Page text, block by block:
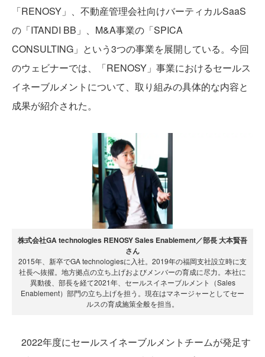
「RENOSY」、不動産管理会社向けバーティカルSaaS
の「ITANDI BB」、M&A事業の「SPICA
CONSULTING」という3つの事業を展開している。今回
のウェビナーでは、「RENOSY」事業におけるセールス
イネーブルメントについて、取り組みの具体的な内容と
成果が紹介された。
株式会社GA technologies RENOSY Sales Enablement／部長 大本賢吾
さん
2015年、新卒でGA technologiesに入社。2019年の福岡支社設立時に支
社長へ抜擢。地方拠点の立ち上げおよびメンバーの育成に尽力。本社に
異動後、部長を経て2021年、セールスイネーブルメント（Sales
Enablement）部門の立ち上げを担う。現在はマネージャーとしてセー
ルスの育成施策全般を担当。
2022年度にセールスイネーブルメントチームが発足す